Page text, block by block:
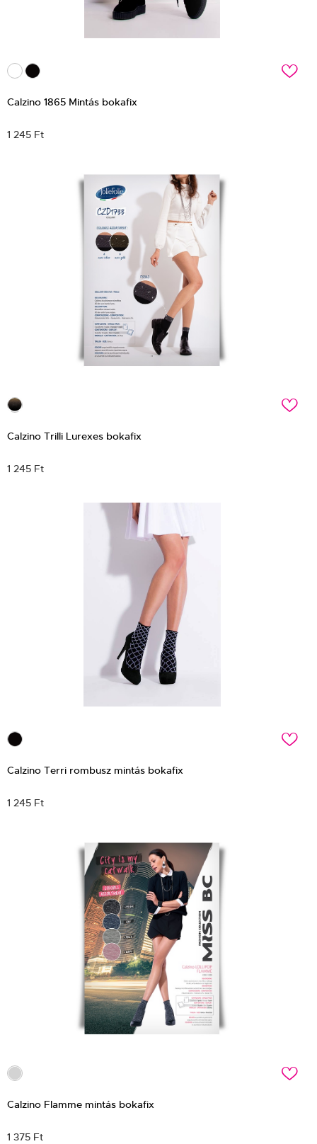
c
Calzino 1865 Mintás bokafix
1 245 Ft
c
Calzino Trilli Lurexes bokafix
1 245 Ft
c
Calzino Terri rombusz mintás bokafix
1 245 Ft
c
Calzino Flamme mintás bokafix
1 375 Ft